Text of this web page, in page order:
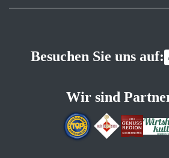
Besuchen Sie uns auf:
Wir sind